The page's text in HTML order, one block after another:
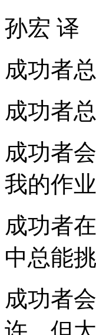
孙宏 译
成功者
成功者
成功者
我的作
成功者
中总能
成功者